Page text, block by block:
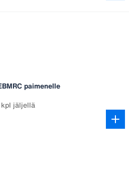
paimenelle
kpl jäljellä